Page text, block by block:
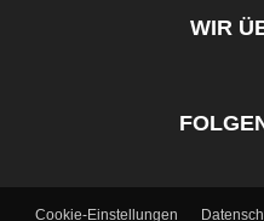
WIR
Cookie-Einstellungen